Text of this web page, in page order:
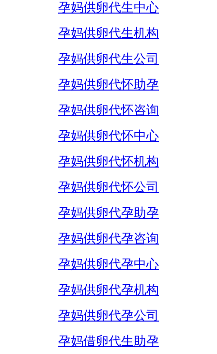
孕妈供卵代生中心
孕妈供卵代生机构
孕妈供卵代生公司
孕妈供卵代怀助孕
孕妈供卵代怀咨询
孕妈供卵代怀中心
孕妈供卵代怀机构
孕妈供卵代怀公司
孕妈供卵代孕助孕
孕妈供卵代孕咨询
孕妈供卵代孕中心
孕妈供卵代孕机构
孕妈供卵代孕公司
孕妈借卵代生助孕